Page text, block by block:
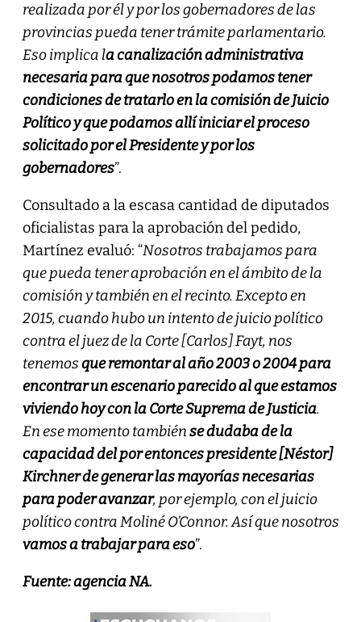
realizada por él y por los gobernadores de las
provincias pueda tener trámite parlamentario.
Eso implica la canalización administrativa
necesaria para que nosotros podamos tener
condiciones de tratarlo en la comisión de Juicio
Político y que podamos allí iniciar el proceso
solicitado por el Presidente y por los
gobernadores”.
Consultado a la escasa cantidad de diputados
oficialistas para la aprobación del pedido,
Martínez evaluó: “Nosotros trabajamos para
que pueda tener aprobación en el ámbito de la
comisión y también en el recinto. Excepto en
2015, cuando hubo un intento de juicio político
contra el juez de la Corte [Carlos] Fayt, nos
tenemosque remontar al año 2003 o 2004 para
encontrar un escenario parecido al que estamos
viviendo hoy con la Corte Suprema de Justicia.
En ese momento tambiénse dudaba de la
capacidad del por entonces presidente [Néstor]
Kirchner de generar las mayorías necesarias
para poder avanzar, por ejemplo, con el juicio
político contra Moliné O’Connor. Así que nosotros
vamos a trabajar para eso”.
Fuente: agencia NA.